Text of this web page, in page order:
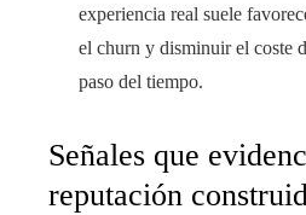
experiencia real suele
el churn y disminuir el coste
paso del tiempo.
Señales que
reputación